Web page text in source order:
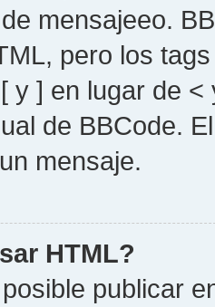
mensajeeo.
pero los
y ] en lugar de
de BBCode.
mensaje.
HTML?
publicar